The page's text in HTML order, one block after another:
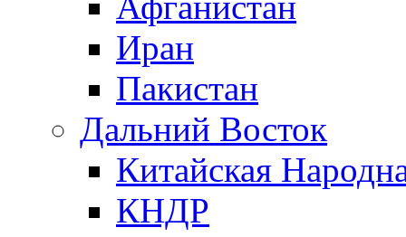
Иран
Пакистан
Дальний Восток
Китайская
КНДР